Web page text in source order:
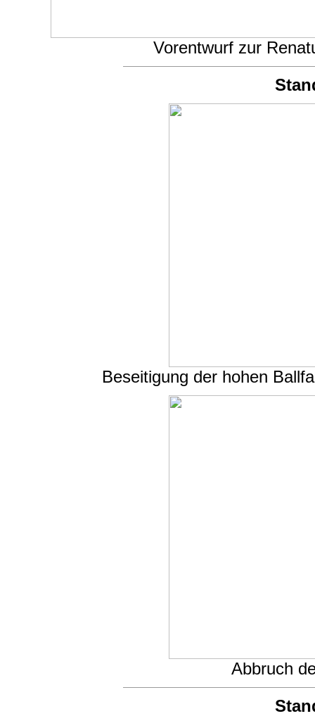
Vorentwurf zur
Beseitigung der hohen
Abbruch